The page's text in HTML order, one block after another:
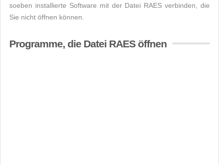
soeben installierte Software mit der Datei RAES verbinden, die
Sie nicht öffnen können.
Programme, die Datei RAES öffnen